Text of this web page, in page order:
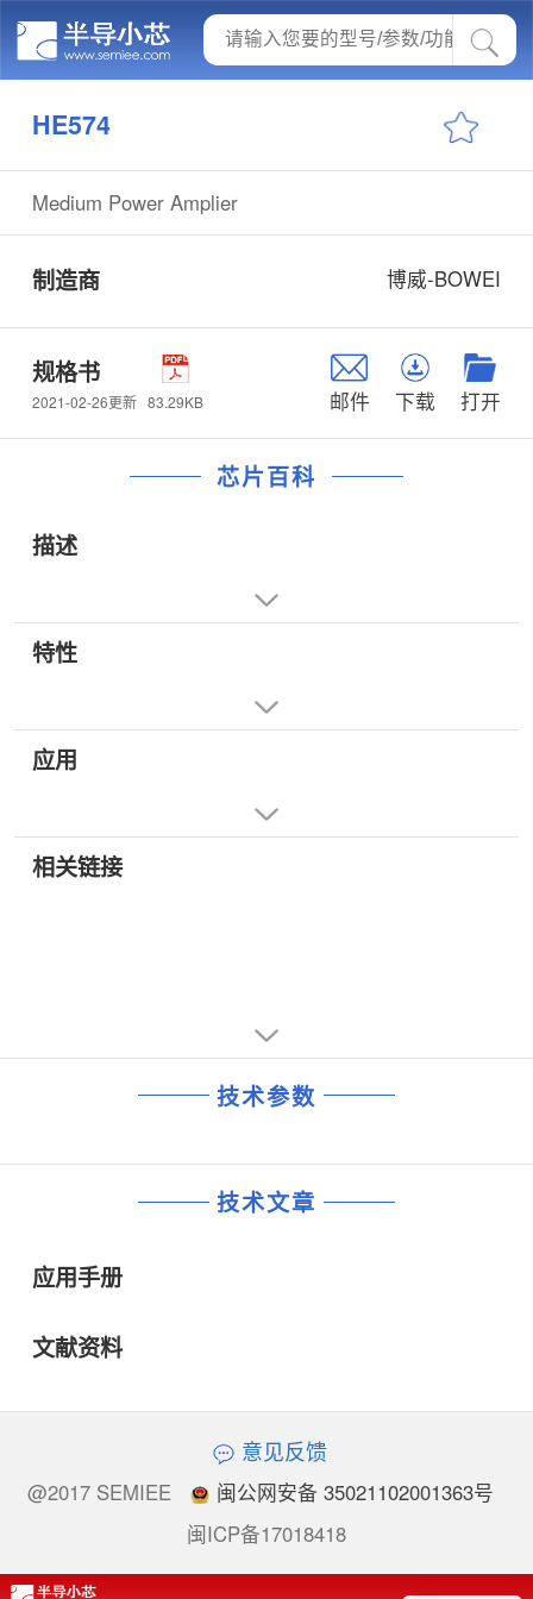
HE574
Medium Power Amplier
制造商 博威-BOWEI
规格书
2021-02-26更新 83.29KB 邮件 下载 打开
芯片百科
描述
特性
应用
相关链接
技术参数
技术文章
应用手册
文献资料
意见反馈
@2017 SEMIEE
闽公网安备 35021102001363号
闽ICP备17018418